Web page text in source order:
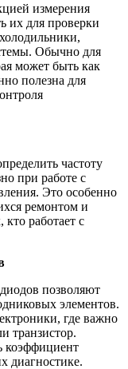
измерения
их для проверки
Обычно для
может быть как
полезна для
частоту
при работе с
Это особенно
ремонтом и
кто работает с
позволяют
элементов.
где важно
транзистор.
коэффициент
диагностике.